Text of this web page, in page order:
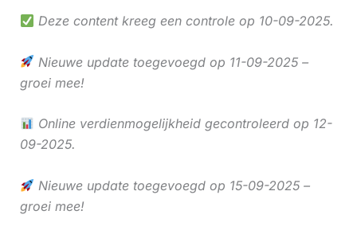
Deze content kreeg een controle op 10-09-2025.
Nieuwe update toegevoegd op 11-09-2025 –
groei mee!
Online verdienmogelijkheid gecontroleerd op 12-
09-2025.
Nieuwe update toegevoegd op 15-09-2025 –
groei mee!